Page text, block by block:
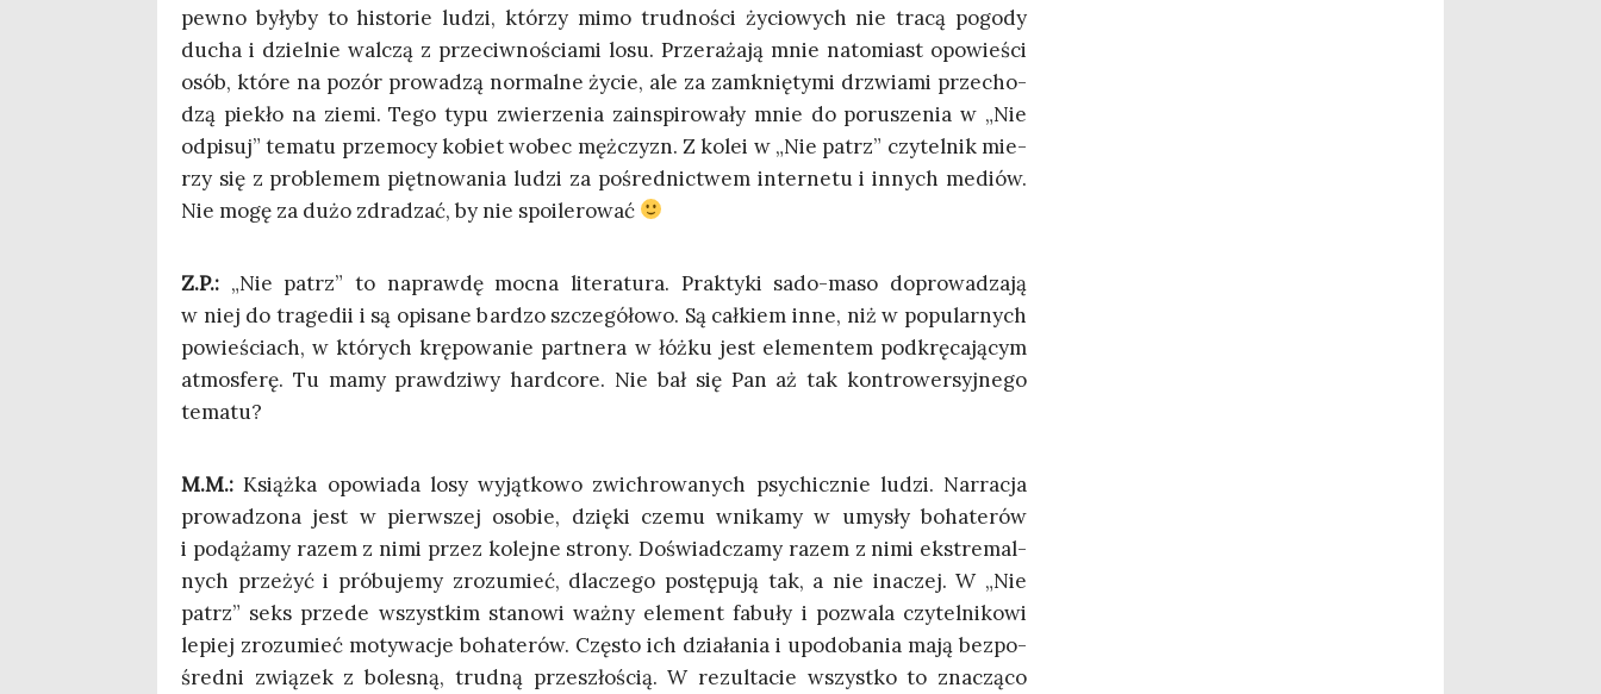
pew­no były­by to histo­rie ludzi, któ­rzy mimo trud­no­ści życio­wych nie tra­cą pogo­dy
ducha i dziel­nie wal­czą z prze­ciw­no­ścia­mi losu. Prze­ra­ża­ją mnie nato­miast opo­wie­ści
osób, któ­re na pozór pro­wa­dzą nor­mal­ne życie, ale za zamknię­ty­mi drzwia­mi prze­cho­
dzą pie­kło na zie­mi. Tego typu zwie­rze­nia zain­spi­ro­wa­ły mnie do poru­sze­nia w „Nie
odpi­suj” tema­tu prze­mo­cy kobiet wobec męż­czyzn. Z kolei w „Nie patrz” czy­tel­nik mie­
rzy się z pro­ble­mem pięt­no­wa­nia ludzi za pośred­nic­twem inter­ne­tu i innych mediów.
Nie mogę za dużo zdra­dzać, by nie spoilerować
Z.P.: „Nie patrz” to napraw­dę moc­na lite­ra­tu­ra. Prak­ty­ki sado-maso dopro­wa­dza­ją
w niej do tra­ge­dii i są opi­sa­ne bar­dzo szcze­gó­ło­wo. Są cał­kiem inne, niż w popu­lar­nych
powie­ściach, w któ­rych krę­po­wa­nie part­ne­ra w łóż­ku jest ele­men­tem pod­krę­ca­ją­cym
atmos­fe­rę. Tu mamy praw­dzi­wy hard­co­re. Nie bał się Pan aż tak kon­tro­wer­syj­ne­go
tematu?
M.M.: Książ­ka opo­wia­da losy wyjąt­ko­wo zwi­chro­wa­nych psy­chicz­nie ludzi. Nar­ra­cja
pro­wa­dzo­na jest w pierw­szej oso­bie, dzię­ki cze­mu wni­ka­my w umy­sły boha­te­rów
i podą­ża­my razem z nimi przez kolej­ne stro­ny. Doświad­cza­my razem z nimi eks­tre­mal­
nych prze­żyć i pró­bu­je­my zro­zu­mieć, dla­cze­go postę­pu­ją tak, a nie ina­czej. W „Nie
patrz” seks przede wszyst­kim sta­no­wi waż­ny ele­ment fabu­ły i pozwa­la czy­tel­ni­ko­wi
lepiej zro­zu­mieć moty­wa­cje boha­te­rów. Czę­sto ich dzia­ła­nia i upodo­ba­nia mają bez­po­
śred­ni zwią­zek z bole­sną, trud­ną prze­szło­ścią. W rezul­ta­cie wszyst­ko to zna­czą­co